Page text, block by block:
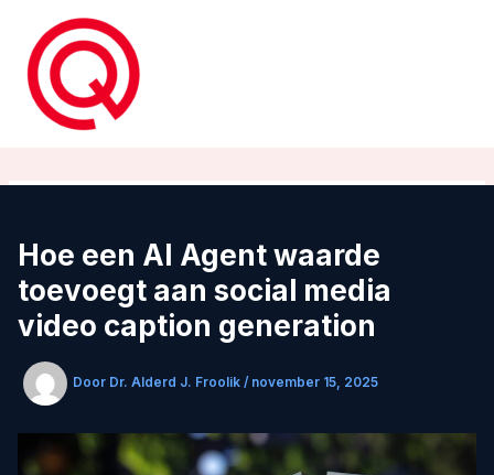
inhoud
Hoe een AI Agent waarde
toevoegt aan social media
video caption generation
Door Dr. Alderd J. Froolik / november 15, 2025